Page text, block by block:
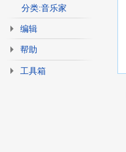
分类:音乐家
编辑
帮助
工具箱